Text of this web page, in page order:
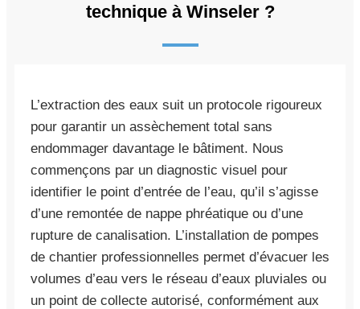
technique à Winseler ?
L’extraction des eaux suit un protocole rigoureux
pour garantir un assèchement total sans
endommager davantage le bâtiment. Nous
commençons par un diagnostic visuel pour
identifier le point d’entrée de l’eau, qu’il s’agisse
d’une remontée de nappe phréatique ou d’une
rupture de canalisation. L’installation de pompes
de chantier professionnelles permet d’évacuer les
volumes d’eau vers le réseau d’eaux pluviales ou
un point de collecte autorisé, conformément aux